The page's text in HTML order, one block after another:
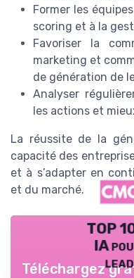
Former les
scoring et à la
Favoriser la
marketing et
de génération de
Analyser
les actions et
La réussite de la
capacité des
et à s’adapter en
et du marché.
TOP
IA
Téléchargez